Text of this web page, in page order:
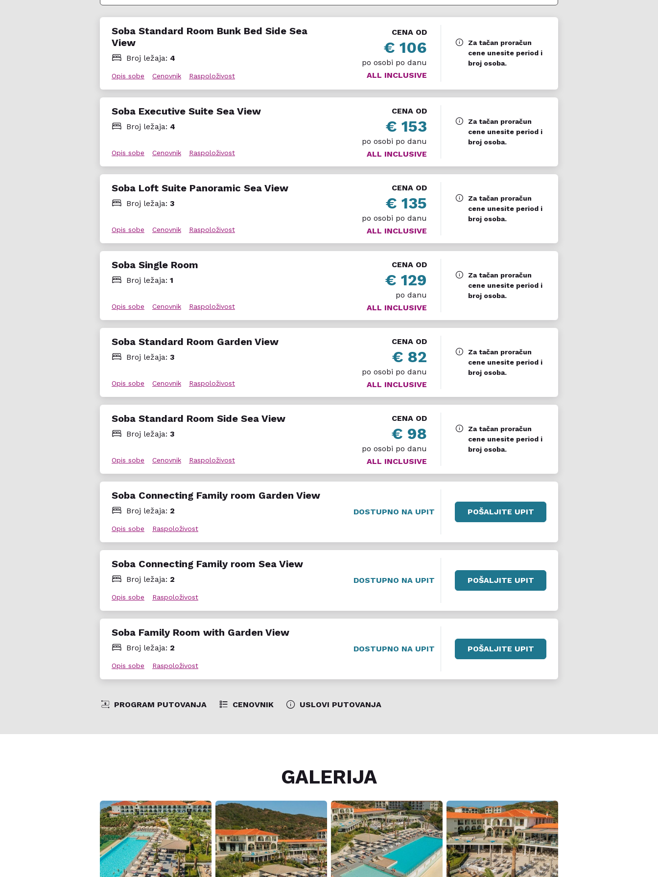
# Family Room Garden ViewKapacitet: 4 osobe
Porodične sobe sa dodatnim ležajem i pogledom na vrt. Preporuka: za porodice sa decom.
# Connecting Family Room
Dve povezane standardne sobe, idealne za porodice sa starijom decom. Preporuka: za goste kojima je potrebna
# Romantic Loft Suite Panoramic Sea ViewKapacitet: 2–3 osobe
Elegantna open‑plan jedinica sa luksuznim kupatilom i pogledom na more. Preporuka: za parove i romantične odmore.
# Executive Suite Sea View
Prostran apartman sa odvojenom spavaćom sobom, dnevnim boravkom i dva kupatila. Preporuka: za porodice ili grupe
koje žele luksuz i privatnost.
Usluga
Hotel nudi opcije polupansiona i all inclusive usluge. Obroci se služe na bazi švedskog stola u glavnom restoranu, dok
taverna i barovi nude specijalitete grčke kuhinje, lagane obroke i osvežavajuća pića.
Dodatne usluge
klub, animacija, babysitting na zahtev, organizacija izleta i transfera. Hotel je prilagođen i za venčanja i događaje.
Soba Standard Room Bunk Bed Side Sea
View
Broj ležaja: 4
Opis sobe Cenovnik Raspoloživost
CENA OD
€ 106
po osobi po danu
ALL INCLUSIVE
Za tačan proračun
cene unesite period i
broj osoba.
Soba Executive Suite Sea View
Broj ležaja: 4
Opis sobe Cenovnik Raspoloživost
CENA OD
€ 153
po osobi po danu
ALL INCLUSIVE
Za tačan proračun
cene unesite period i
broj osoba.
Soba Loft Suite Panoramic Sea View
Broj ležaja: 3
Opis sobe Cenovnik Raspoloživost
CENA OD
€ 135
po osobi po danu
ALL INCLUSIVE
Za tačan proračun
cene unesite period i
broj osoba.
Soba Single Room
Broj ležaja: 1
Opis sobe Cenovnik Raspoloživost
CENA OD
€ 129
po danu
ALL INCLUSIVE
Za tačan proračun
cene unesite period i
broj osoba.
Soba Standard Room Garden View
Broj ležaja: 3
Opis sobe Cenovnik Raspoloživost
CENA OD
€ 82
po osobi po danu
ALL INCLUSIVE
Za tačan proračun
cene unesite period i
broj osoba.
Soba Standard Room Side Sea View
Broj ležaja: 3
Opis sobe Cenovnik Raspoloživost
CENA OD
€ 98
po osobi po danu
ALL INCLUSIVE
Za tačan proračun
cene unesite period i
broj osoba.
Soba Connecting Family room Garden View
Broj ležaja: 2
Opis sobe Raspoloživost
DOSTUPNO NA UPIT POŠALJITE UPIT
Soba Connecting Family room Sea View
Broj ležaja: 2
Opis sobe Raspoloživost
DOSTUPNO NA UPIT POŠALJITE UPIT
Soba Family Room with Garden View
Broj ležaja: 2
Opis sobe Raspoloživost
DOSTUPNO NA UPIT POŠALJITE UPIT
PROGRAM PUTOVANJA CENOVNIK USLOVI PUTOVANJA
GALERIJA